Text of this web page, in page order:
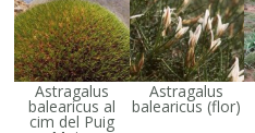
Astragalus
balearicus al
cim del Puig
Astragalus
balearicus (flor)